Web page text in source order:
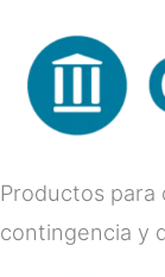
Productos para
contingencia y